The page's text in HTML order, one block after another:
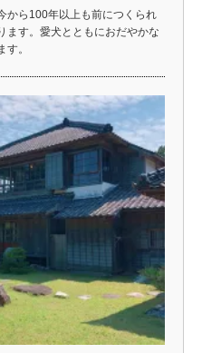
から100年以上も前につくられ
ます。愛犬とともにおだやかな
。